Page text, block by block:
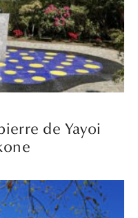
de Yayoi